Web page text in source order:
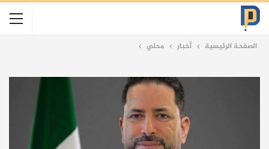
الصفحة الرئيسية أخبار محلي